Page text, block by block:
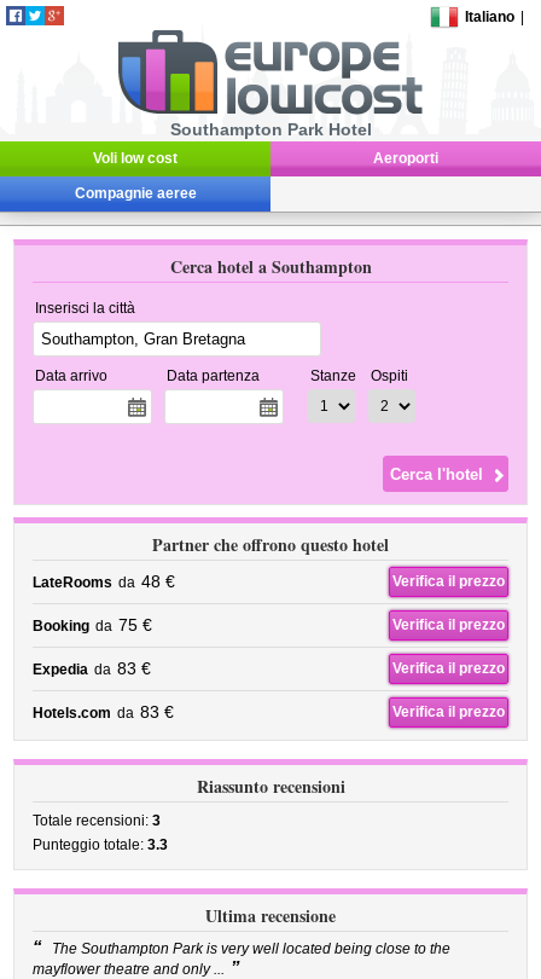
Italiano
Southampton Park Hotel
Voli low cost Aeroporti
Compagnie aeree
Cerca hotel a Southampton
Inserisci la città
Data arrivo Data partenza Stanze Ospiti
Partner che offrono questo hotel
LateRooms da 48 € Verifica il prezzo
Booking da 75 € Verifica il prezzo
Expedia da 83 € Verifica il prezzo
Hotels.com da 83 € Verifica il prezzo
Riassunto recensioni
Totale recensioni:3
Punteggio totale:3.3
Ultima recensione
“
The Southampton Park is very well located being close to the
mayflower theatre and only ... ”